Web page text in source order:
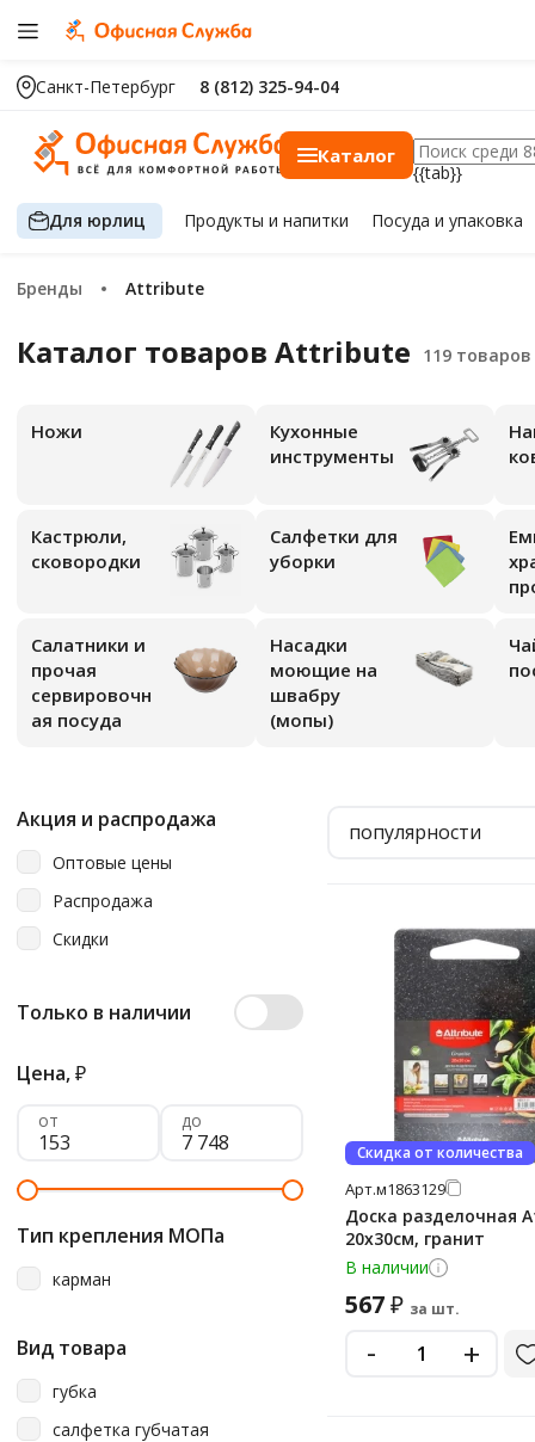
Санкт-Петербург 8 (812) 325-94-04
Каталог
{{tab}}
Для юрлиц Продуктыи напитки Посуда и упаковка
Бренды Attribute
Каталог товаров Attribute
Ножи
Кухонные
инструменты
Кастрюли,
сковородки
Салфетки для
уборки
Салатники и
прочая
сервировочн
ая посуда
Насадки
моющие на
швабру
(мопы)
Акция и распродажа
Оптовые цены
Распродажа
Скидки
Только в наличии
Цена,₽
от до
Тип крепления МОПа
карман
Вид товара
губка
салфетка губчатая
популярности
Скидка от количества
Арт.м1863129
Доска разделочная
20х30см, гранит
В наличии
567₽ за шт.
- +